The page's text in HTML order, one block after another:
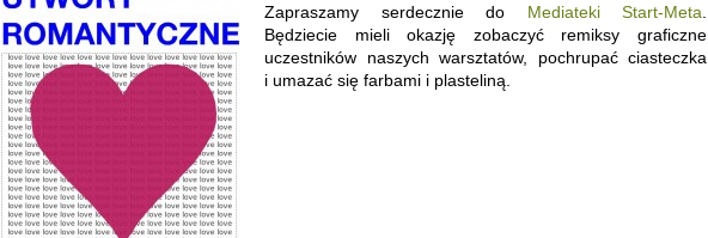
Zapraszamy serdecznie do Mediateki Start-Meta
Będziecie mieli okazję zobaczyć remiksy graficzne
uczestników naszych warsztatów, pochrupać ciasteczka
i umazać się farbami i plasteliną.